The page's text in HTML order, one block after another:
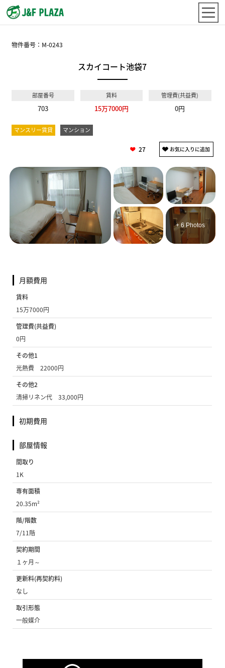
物件番号： M-0243
スカイコート池袋7
部屋番号
703
賃料
15万7000円
管理費(共益費)
0円
マンスリー賃貸 マンション
27
+ 6 Photos
月額費用
賃料
15万7000円
管理費(共益費)
0円
その他1
光熱費 22000円
その他2
清掃リネン代 33,000円
初期費用
部屋情報
間取り
1K
専有面積
20.35m²
階/階数
7/11階
契約期間
１ヶ月～
更新料(再契約料)
なし
取引形態
一般媒介